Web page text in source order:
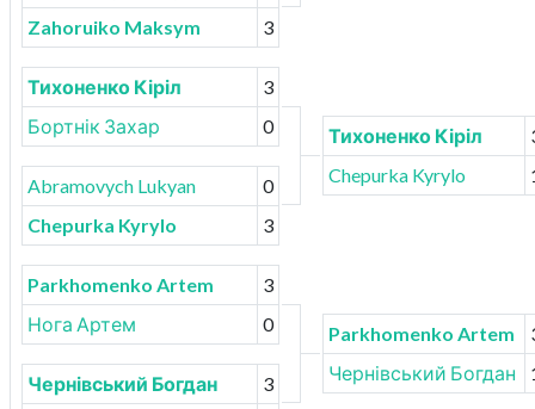
Zahoruiko Maksym
3
Тихоненко Кіріл
3
Бортнік Захар
0
Abramovych Lukyan
0
Chepurka Kyrylo
3
Parkhomenko Artem
3
Нога Артем
0
Чернівський Богдан
3
Тихоненко Кіріл
Chepurka Kyrylo
Parkhomenko Artem
Чернівський Богдан